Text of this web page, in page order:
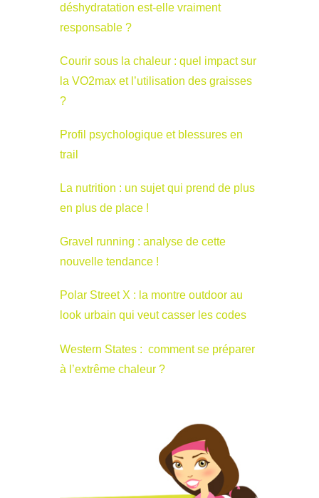
déshydratation est-elle vraiment
responsable ?
Courir sous la chaleur : quel impact sur
la VO2max et l’utilisation des graisses
?
Profil psychologique et blessures en
trail
La nutrition : un sujet qui prend de plus
en plus de place !
Gravel running : analyse de cette
nouvelle tendance !
Polar Street X : la montre outdoor au
look urbain qui veut casser les codes
Western States : comment se préparer
à l’extrême chaleur ?